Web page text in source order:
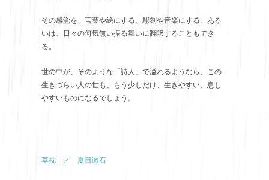
その感覚を、言葉や絵にする、彫刻や音楽にする、ある
いは、日々の何気無い振る舞いに翻訳することもでき
る。
世の中が、そのような「詩人」で溢れるようなら、この
生きづらい人の世も、もう少しだけ、生きやすい、息し
やすいものになるでしょう。
草枕 ／ 夏目漱石